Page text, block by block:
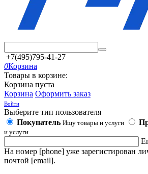
+7(495)795-41-27
0Корзина
Товары в корзине:
Корзина пуста
Корзина Оформить заказ
Войти
Выберите тип пользователя
Покупатель Ищу товары и услуги
и услуги
На номер [phone] уже зарегистирован
почтой [email].